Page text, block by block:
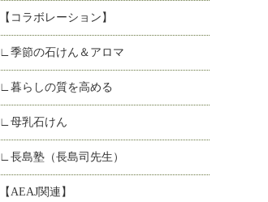
【コラボレーション】
∟季節の石けん＆アロマ
∟暮らしの質を高める
∟母乳石けん
∟長島塾（長島司先生）
【AEAJ関連】